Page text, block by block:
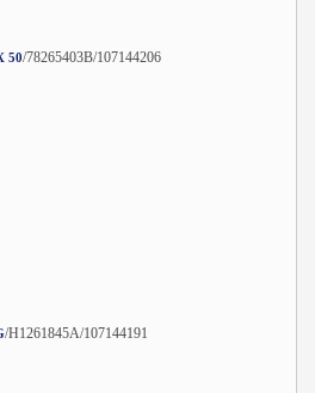
50/78265403B/107144206
/H1261845A/107144191